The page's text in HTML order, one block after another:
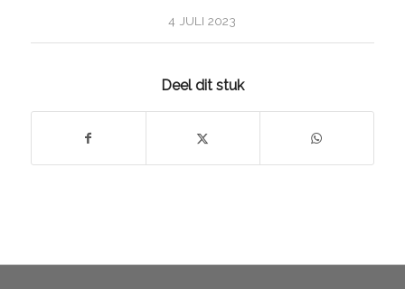
4 JULI 2023
Deel dit stuk